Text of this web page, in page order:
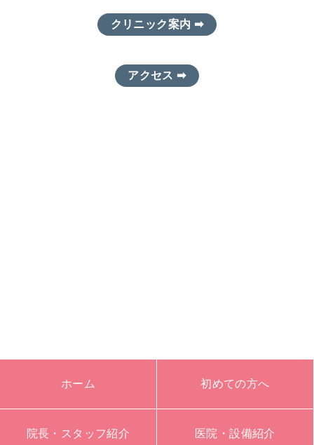
クリニック案内 ➡
アクセス ➡
ホーム 初めての方へ
院長・スタッフ紹介 医院・設備紹介